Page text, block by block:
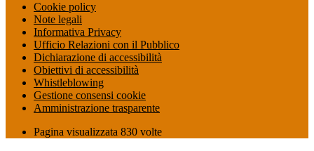
Cookie policy
Note legali
Informativa Privacy
Ufficio Relazioni con il Pubblico
Dichiarazione di accessibilità
Obiettivi di accessibilità
Whistleblowing
Gestione consensi cookie
Amministrazione trasparente
Pagina visualizzata 830 volte